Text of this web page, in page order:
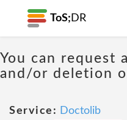
ToS; DR
You can request
and/or deletion
Service: Doctolib